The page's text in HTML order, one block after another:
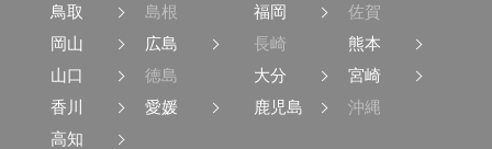
鳥取
島根
岡山
広島
山口
徳島
香川
愛媛
高知
福岡
佐賀
長崎
熊本
大分
宮崎
鹿児島
沖縄